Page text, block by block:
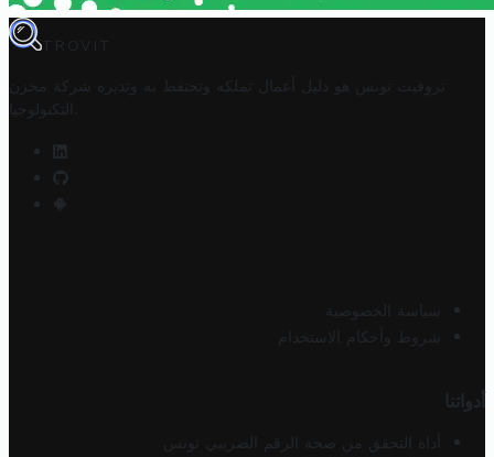
TROVIT
تروفيت تونس هو دليل أعمال تملكه وتحتفظ به وتديره
شركة مخزن
التكنولوجيا
سياسة الخصوصية
شروط وأحكام الاستخدام
أدواتنا
أداة التحقق من صحة الرقم الضريبي تونس